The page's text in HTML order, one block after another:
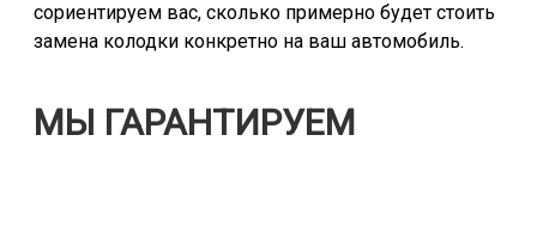
сориентируем вас, сколько примерно будет стоить
замена колодки конкретно на ваш автомобиль.
МЫ ГАРАНТИРУЕМ